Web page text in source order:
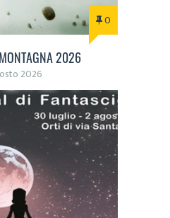
0
2026
2026